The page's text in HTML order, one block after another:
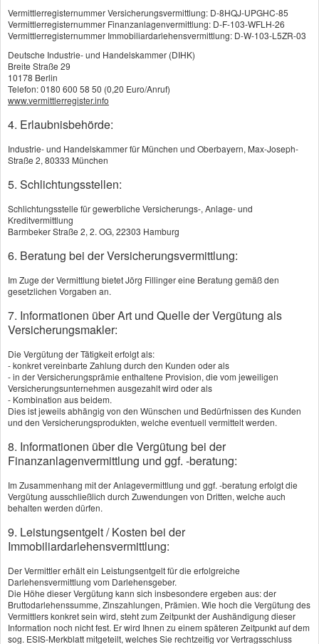
Kapitallebensversicherung
Risikolebensversicherung
Britische Lebensversicherung
Ausbildungsversicherung
Sterbegeld
Pflegeversicherung
Britische Lebensversicherung
Renditechancen mit neuen
Herausforderungen
Britische Lebensversicherungen
Kapitallebensversicherung, die sich durch einen
hohen Aktienanteil in der Kapitalanlage
auszeichnen. Während klassische deutsche
Lebensversicherungen überwiegend auf
festverzinsliche Anlagen setzen, investieren
britische Policen einen Großteil der Beiträge in
Aktien. Dadurch ergeben sich höhere
Renditechancen, aber auch stärkere
Schwankungen.
auch einen Todesfallschutz für Hinterbliebene:
Stirbt die versicherte Person während der
Vertragslaufzeit, erhalten die Begünstigten eine
garantierte Versicherungssumme.
Folgen durch den Brexit
Der Brexit hat die Bedingungen für deutsche
Versicherungsnehmer mit britischen Policen
verändert:
Übertragene Verträge– Viele britische
Versicherer haben bestehende Policen auf
Vermittlerregisternummer Versicherungsvermittlung: D-8HQJ-UPGHC-85
Vermittlerregisternummer Finanzanlagenvermittlung: D-F-103-WFLH-26
Vermittlerregisternummer Immobiliardarlehensvermittlung: D-W-103-L5ZR-03
Deutsche Industrie- und Handelskammer (DIHK)
Breite Straße 29
10178 Berlin
Telefon: 0180 600 58 50 (0,20 Euro/Anruf)
www.vermittlerregister.info
4. Erlaubnisbehörde:
Industrie- und Handelskammer für München und Oberbayern, Max-Joseph-
Straße 2, 80333 München
5. Schlichtungsstellen:
Schlichtungsstelle für gewerbliche Versicherungs-, Anlage- und
Kreditvermittlung
Barmbeker Straße 2, 2. OG, 22303 Hamburg
6. Beratung bei der Versicherungsvermittlung:
Im Zuge der Vermittlung bietet Jörg Fillinger eine Beratung gemäß den
gesetzlichen Vorgaben an.
7. Informationen über Art und Quelle der Vergütung als
Versicherungsmakler:
Die Vergütung der Tätigkeit erfolgt als:
- konkret vereinbarte Zahlung durch den Kunden oder als
- in der Versicherungsprämie enthaltene Provision, die vom jeweiligen
Versicherungsunternehmen ausgezahlt wird oder als
- Kombination aus beidem.
Dies ist jeweils abhängig von den Wünschen und Bedürfnissen des Kunden
und den Versicherungsprodukten, welche eventuell vermittelt werden.
8. Informationen über die Vergütung bei der
Finanzanlagenvermittlung und ggf. -beratung:
Im Zusammenhang mit der Anlagevermittlung und ggf. -beratung erfolgt die
Vergütung ausschließlich durch Zuwendungen von Dritten, welche auch
behalten werden dürfen.
9. Leistungsentgelt / Kosten bei der
Immobiliardarlehensvermittlung:
Der Vermittler erhält ein Leistungsentgelt für die erfolgreiche
Darlehensvermittlung vom Darlehensgeber.
Die Höhe dieser Vergütung kann sich insbesondere ergeben aus: der
Bruttodarlehenssumme, Zinszahlungen, Prämien. Wie hoch die Vergütung des
Vermittlers konkret sein wird, steht zum Zeitpunkt der Aushändigung dieser
Information noch nicht fest. Er wird Ihnen zu einem späteren Zeitpunkt auf dem
sog. ESIS-Merkblatt mitgeteilt, welches Sie rechtzeitig vor Vertragsschluss